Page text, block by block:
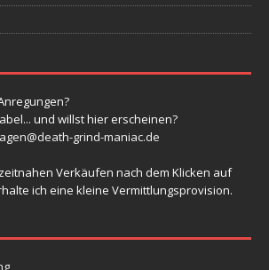
und willst hier erscheinen?
grind-maniac.de
Verkäufen nach dem Klicken auf
ich eine kleine Vermittlungsprovision.